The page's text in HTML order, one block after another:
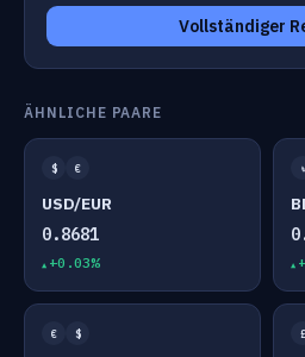
Vollständiger
ÄHNLICHE PAARE
$ €
USD/EUR
0.8681
+0.03%
৳
€ $ £